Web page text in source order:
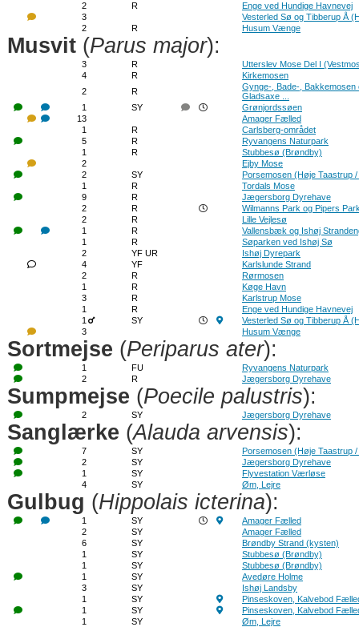
2
R
Enge ved Hundige Havnevej
3
Vesterled Sø og Tibberup Å
2
R Husum Vænge
Musvit (Parus major):
3 R
Utterslev Mose Del I
4
R
Kirkemosen
2
R
Gynge-, Bade-, Bakkemosen
Gladsaxe ...
1
SY
Grønjordssøen
13
Amager Fælled
1
R
Carlsberg-området
5
R
Ryvangens Naturpark
1
R
Stubbesø (Brøndby)
2
Ejby Mose
2
SY
Porsemosen (Høje Taastrup /
1
R
Tordals Mose
9
R
Jægersborg Dyrehave
2
R
Wilmanns Park og Pipers
2
R
Lille Vejlesø
1
R
Vallensbæk og Ishøj
1
R
Søparken ved Ishøj Sø
2
YF UR
Ishøj Dyrepark
4
YF
Karlslunde Strand
2
R
Rørmosen
1
R
Køge Havn
3
R
Karlstrup Mose
1
R
Enge ved Hundige Havnevej
1
SY
Vesterled Sø og Tibberup Å
3
Husum Vænge
Sortmejse (Periparus ater):
1 FU
Ryvangens Naturpark
2
R Jægersborg Dyrehave
Sumpmejse (Poecile palustris):
2 SY Jægersborg Dyrehave
Sanglærke (Alauda arvensis):
7 SY
Porsemosen (Høje Taastrup /
2
SY
Jægersborg Dyrehave
1
SY
Flyvestation Værløse
4
SY Øm, Lejre
Gulbug (Hippolais icterina):
1 SY
Amager Fælled
2
SY
Amager Fælled
6
SY
Brøndby Strand (kysten)
1
SY
Stubbesø (Brøndby)
1
SY
Stubbesø (Brøndby)
1
SY
Avedøre Holme
3
SY
Ishøj Landsby
1
SY
Pinseskoven, Kalvebod
1
SY
Pinseskoven, Kalvebod
1
SY
Øm, Lejre